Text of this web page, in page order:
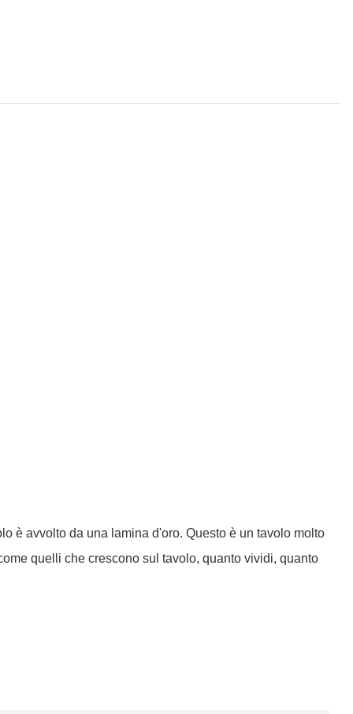
è avvolto da una lamina d'oro. Questo è un tavolo molto
quelli che crescono sul tavolo, quanto vividi, quanto